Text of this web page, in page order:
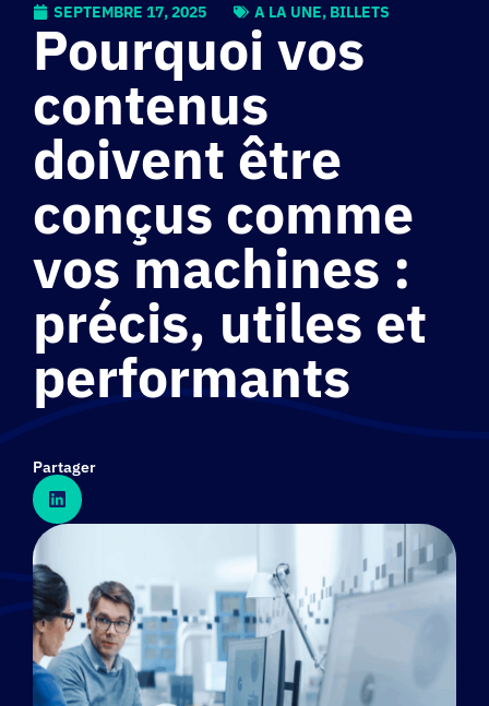
SEPTEMBRE 17, 2025 A LA UNE, BILLETS
Pourquoi vos
contenus
doivent être
conçus comme
vos machines :
précis, utiles et
performants
Partager